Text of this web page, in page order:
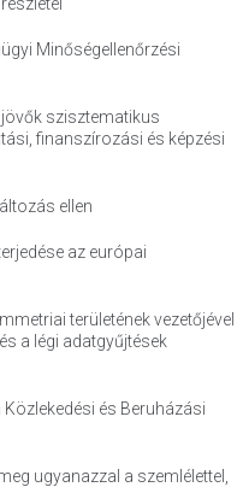
Minőségellenőrzési
szisztematikus
finanszírozási és képzési
ellen
az európai
területének vezetőjével
a légi adatgyűjtések
és Beruházási
ugyanazzal a szemlélettel,